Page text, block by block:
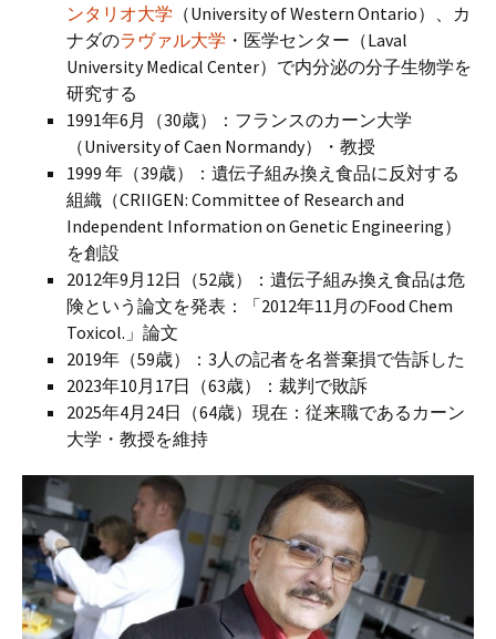
ンタリオ大学 （University of Western Ontario）、カ
ナダのラヴァル大学 ・医学センター（Laval
University Medical Center）で内分泌の分子生物学を
研究する
1991年6月（30歳）：フランスのカーン大学
（University of Caen Normandy）・教授
1999 年（39歳）：遺伝子組み換え食品に反対する
組織（CRIIGEN: Committee of Research and
Independent Information on Genetic Engineering）
を創設
2012年9月12日（52歳）：遺伝子組み換え食品は危
険という論文を発表：「2012年11月のFood Chem
Toxicol.」論文
2019年（59歳）：3人の記者を名誉棄損で告訴した
2023年10月17日（63歳）：裁判で敗訴
2025年4月24日（64歳）現在：従来職であるカーン
大学・教授を維持